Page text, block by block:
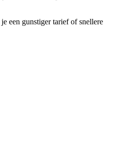
een gunstiger tarief of snellere